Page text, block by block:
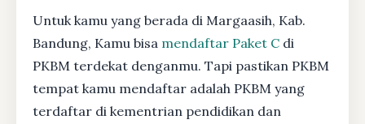
Untuk kamu yang berada di Margaasih, Kab.
Bandung, Kamu bisa mendaftar Paket C di
PKBM terdekat denganmu. Tapi pastikan PKBM
tempat kamu mendaftar adalah PKBM yang
terdaftar di kementrian pendidikan dan